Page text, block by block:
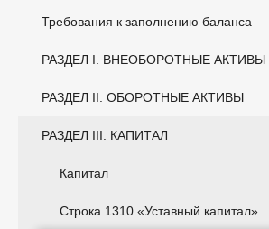
Требования к заполнению баланса
РАЗДЕЛ I. ВНЕОБОРОТНЫЕ АКТИВЫ
РАЗДЕЛ II. ОБОРОТНЫЕ АКТИВЫ
РАЗДЕЛ III. КАПИТАЛ
Капитал
Строка 1310 «Уставный капитал»